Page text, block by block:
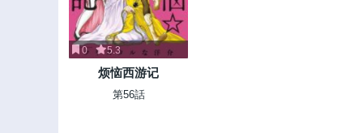
0 5.3
烦恼西游记
第56話